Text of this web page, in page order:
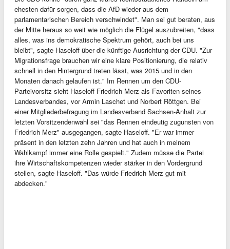
ehesten dafür sorgen, dass die AfD wieder aus dem
parlamentarischen Bereich verschwindet". Man sei gut beraten, aus
der Mitte heraus so weit wie möglich die Flügel auszubreiten, "dass
alles, was ins demokratische Spektrum gehört, auch bei uns
bleibt", sagte Haseloff über die künftige Ausrichtung der CDU. "Zur
Migrationsfrage brauchen wir eine klare Positionierung, die relativ
schnell in den Hintergrund treten lässt, was 2015 und in den
Monaten danach gelaufen ist." Im Rennen um den CDU-
Parteivorsitz sieht Haseloff Friedrich Merz als Favoriten seines
Landesverbandes, vor Armin Laschet und Norbert Röttgen. Bei
einer Mitgliederbefragung im Landesverband Sachsen-Anhalt zur
letzten Vorsitzendenwahl sei "das Rennen eindeutig zugunsten von
Friedrich Merz" ausgegangen, sagte Haseloff. "Er war immer
präsent in den letzten zehn Jahren und hat auch in meinem
Wahlkampf immer eine Rolle gespielt." Zudem müsse die Partei
ihre Wirtschaftskompetenzen wieder stärker in den Vordergrund
stellen, sagte Haseloff. "Das würde Friedrich Merz gut mit
abdecken."